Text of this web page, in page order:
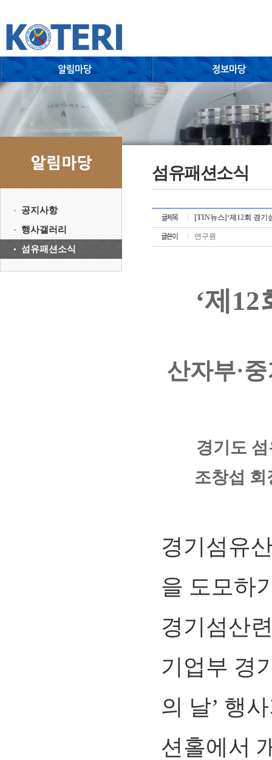
공지사항
행사갤러리
섬유패션소식
섬유패션소식
[TIN뉴스]‘제12회 경기
연구원
‘제
산자부·
경기도
조창섭 회
경기섬유
을 도모하
경기섬산
기업부 경
의 날’ 행
션홀에서